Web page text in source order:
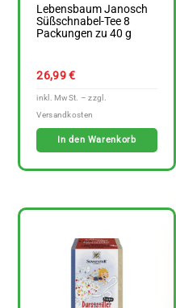
Lebensbaum Janosch
Süßschnabel-Tee 8
Packungen zu 40 g
26,99€
In den Warenkorb